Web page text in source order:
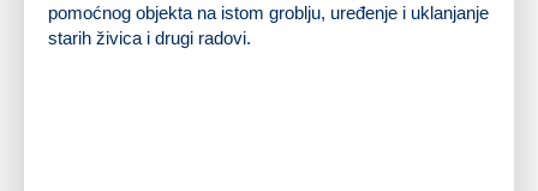
pomoćnog objekta na istom groblju, uređenje i uklanjanje
starih živica i drugi radovi.